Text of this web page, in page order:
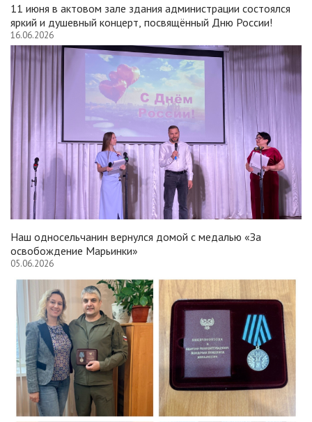
11 июня в актовом зале здания администрации состоялся
яркий и душевный концерт, посвящённый Дню России!
16.06.2026
Наш односельчанин вернулся домой с медалью «За
освобождение Марьинки»
05.06.2026